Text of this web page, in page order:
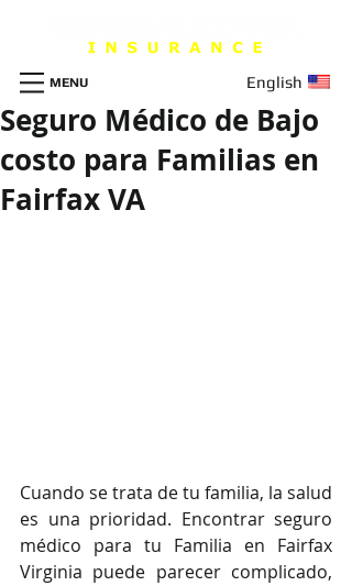
English
MENU
Seguro Médico de Bajo
costo para Familias en
Fairfax VA
Cuando se trata de tu familia, la salud
es una prioridad. Encontrar seguro
médico para tu Familia en Fairfax
Virginia puede parecer complicado,